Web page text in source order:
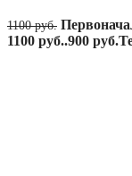
1100руб.
1100 руб..900 руб.